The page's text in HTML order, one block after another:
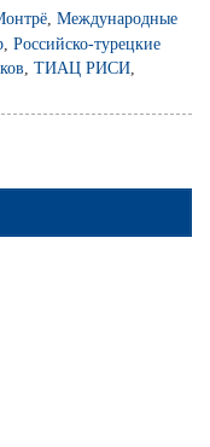
,Международные
,Российско-турецкие
,ТИАЦ РИСИ